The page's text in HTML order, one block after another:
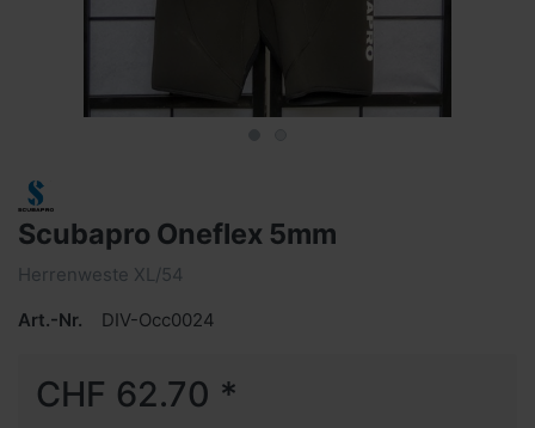
Scubapro Oneflex 5mm
Herrenweste XL/54
Art.-Nr.
DIV-Occ0024
CHF 62.70 *